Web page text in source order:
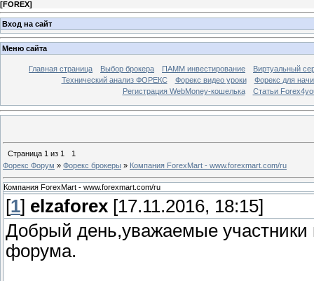
[FOREX]
Вход на сайт
Меню сайта
Главная страница Выбор брокера ПАММ инвестирование
Виртуальный
Технический анализ ФОРЕКС
Форекс видео уроки
Форекс для
Регистрация WebMoney-кошелька
Статьи
Страница 1 из 1
1
Форекс Форум » Форекс брокеры » Компания ForexMart - www.forexmart.com/ru
Компания ForexMart - www.forexmart.com/ru
[1] elzaforex [17.11.2016, 18:15]
Добрый день,уважаемые участники
форума.